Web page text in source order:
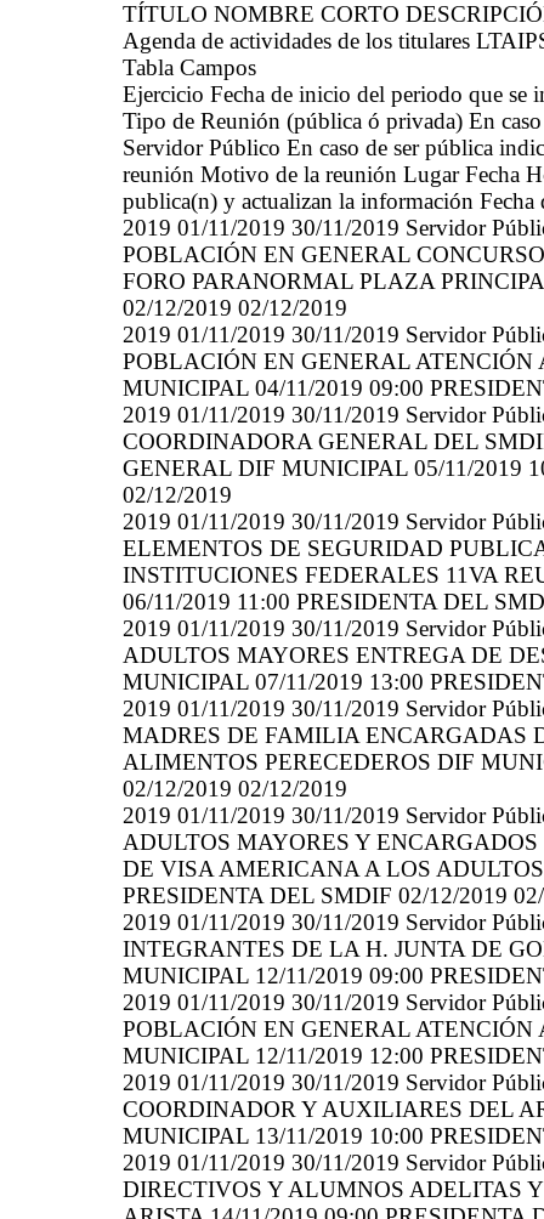
TÍTULO NOMBRE CORTO
Agenda de actividades de los titulares
Tabla Campos
Ejercicio Fecha de inicio del periodo que se
Tipo de Reunión (pública ó privada) En
Servidor Público En caso de ser pública
reunión Motivo de la reunión Lugar Fecha
publica(n) y actualizan la información
2019 01/11/2019 30/11/2019 Servidor
POBLACIÓN EN GENERAL
FORO PARANORMAL PLAZA
02/12/2019 02/12/2019
2019 01/11/2019 30/11/2019 Servidor
POBLACIÓN EN GENERAL
MUNICIPAL 04/11/2019 09:00
2019 01/11/2019 30/11/2019 Servidor
COORDINADORA GENERAL DEL
GENERAL DIF MUNICIPAL 05/11/2019
02/12/2019
2019 01/11/2019 30/11/2019 Servidor
ELEMENTOS DE SEGURIDAD
INSTITUCIONES FEDERALES 11VA
06/11/2019 11:00 PRESIDENTA DEL
2019 01/11/2019 30/11/2019 Servidor
ADULTOS MAYORES ENTREGA DE
MUNICIPAL 07/11/2019 13:00
2019 01/11/2019 30/11/2019 Servidor
MADRES DE FAMILIA ENCARGADAS
ALIMENTOS PERECEDEROS DIF
02/12/2019 02/12/2019
2019 01/11/2019 30/11/2019 Servidor
ADULTOS MAYORES Y
DE VISA AMERICANA A LOS
PRESIDENTA DEL SMDIF 02/12/2019
2019 01/11/2019 30/11/2019 Servidor
INTEGRANTES DE LA H. JUNTA DE
MUNICIPAL 12/11/2019 09:00
2019 01/11/2019 30/11/2019 Servidor
POBLACIÓN EN GENERAL
MUNICIPAL 12/11/2019 12:00
2019 01/11/2019 30/11/2019 Servidor
COORDINADOR Y AUXILIARES DEL
MUNICIPAL 13/11/2019 10:00
2019 01/11/2019 30/11/2019 Servidor
DIRECTIVOS Y ALUMNOS ADELITAS